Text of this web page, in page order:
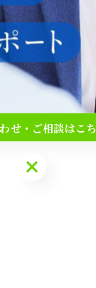
せ・ご相談はこち
せ・ご相談はこ